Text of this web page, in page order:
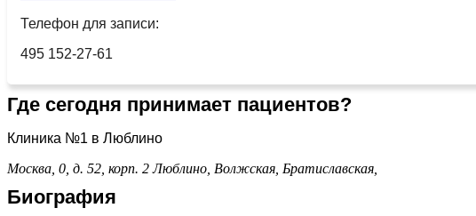
Телефон для записи:
495 152-27-61
Где сегодня принимает пациентов?
Клиника №1 в Люблино
Москва, 0, д. 52, корп. 2 Люблино, Волжская, Братиславская,
Биография